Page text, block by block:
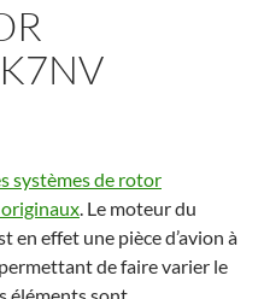
systèmes de rotor
originaux. Le moteur du
en effet une pièce d’avion à
de faire varier le